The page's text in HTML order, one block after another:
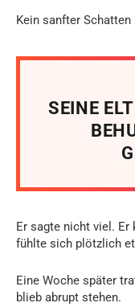
Kein sanfter
SEINE
Er sagte nicht viel. Er
fühlte sich plötzlich
Eine Woche später
blieb abrupt stehen.